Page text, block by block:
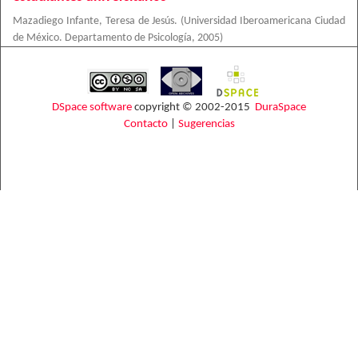
Mazadiego Infante, Teresa de Jesús. (Universidad Iberoamericana Ciudad
de México. Departamento de Psicología, 2005)
DSpace software copyright © 2002-2015 DuraSpace
Contacto| Sugerencias